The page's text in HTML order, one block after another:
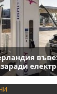
заради